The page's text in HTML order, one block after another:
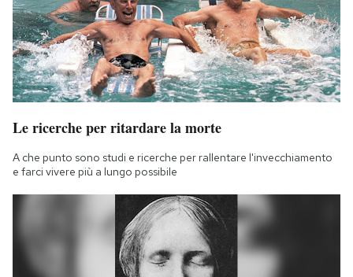
Le ricerche per ritardare la morte
A che punto sono studi e ricerche per rallentare l'invecchiamento
e farci vivere più a lungo possibile